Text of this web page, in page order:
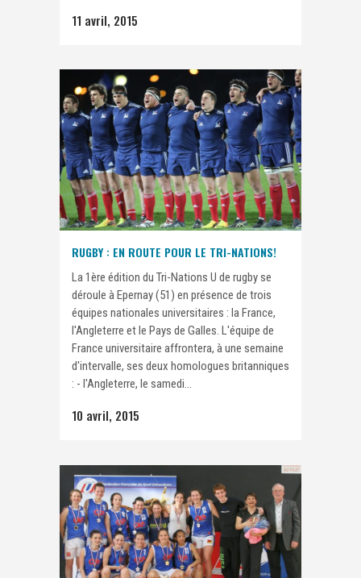
11 avril, 2015
RUGBY : EN ROUTE POUR LE TRI-NATIONS!
La 1ère édition du Tri-Nations U de rugby se
déroule à Epernay (51) en présence de trois
équipes nationales universitaires : la France,
l'Angleterre et le Pays de Galles. L'équipe de
France universitaire affrontera, à une semaine
d'intervalle, ses deux homologues britanniques
: - l'Angleterre, le samedi...
10 avril, 2015